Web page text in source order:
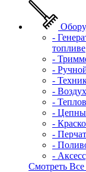
-
топливе
-
-
-
-
-
-
-
-
-
-
Смотреть Все